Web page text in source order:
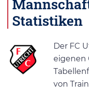
Statistiken
Der FC
eigenen
von